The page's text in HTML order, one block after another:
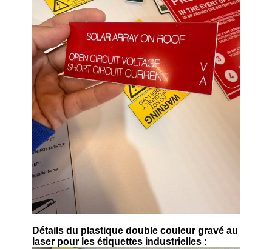
Détails du plastique double couleur gravé au
laser pour les étiquettes industrielles :